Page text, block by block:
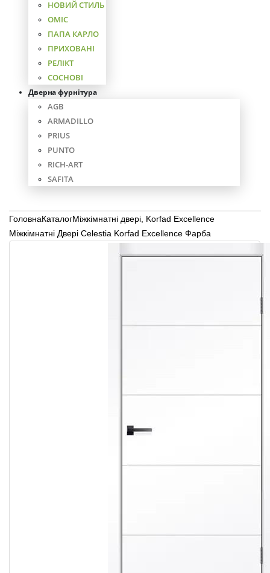
НОВИЙ СТИЛЬ
ОМІС
ПАПА КАРЛО
ПРИХОВАНІ
РЕЛІКТ
СОСНОВІ
Дверна фурнітура
AGB
ARMADILLO
PRIUS
PUNTO
RICH-ART
SAFITA
ГоловнаКаталогМіжкімнатні двері Korfad Excellence
Міжкімнатні Двері Celestia Korfad Excellence Фарба